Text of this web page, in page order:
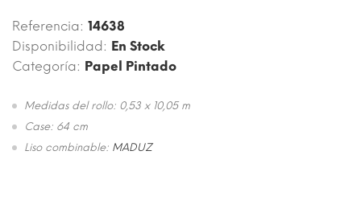
Referencia: 14638
Disponibilidad: En Stock
Categoría: Papel Pintado
Medidas del rollo: 0,53 x 10,05 m
Case: 64 cm
Liso combinable: MADUZ